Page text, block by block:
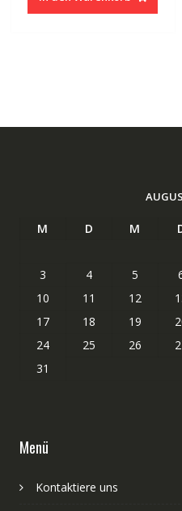
41.87 CHF
M D M
3
4 5
10
11 12
17
18 19
24
25 26
31
Menü
Kontaktiere uns